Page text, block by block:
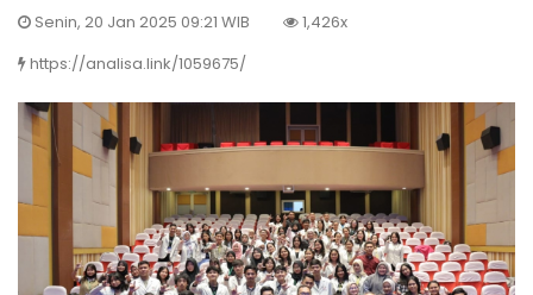
Senin, 20 Jan 2025 09:21 WIB
1,426x
https://analisa.link/1059675/